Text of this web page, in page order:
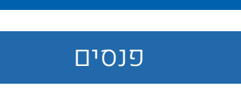
פנסים